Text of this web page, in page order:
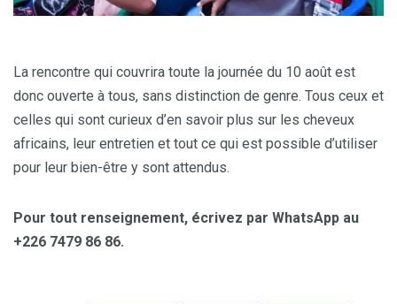
La rencontre qui couvrira toute la journée du 10 août est
donc ouverte à tous, sans distinction de genre. Tous ceux et
celles qui sont curieux d’en savoir plus sur les cheveux
africains, leur entretien et tout ce qui est possible d’utiliser
pour leur bien-être y sont attendus.
Pour tout renseignement, écrivez par WhatsApp au
+226 7479 86 86.